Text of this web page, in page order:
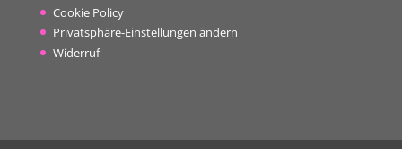
Cookie Policy
Privatsphäre-Einstellungen ändern
Widerruf